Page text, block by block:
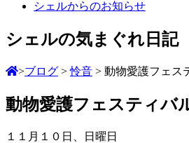
シェルからのお知らせ
シェルの気まぐれ日記
>ブログ >怜音 > 動物愛護フェス
動物愛護フェスティバ
１１月１０日、日曜日